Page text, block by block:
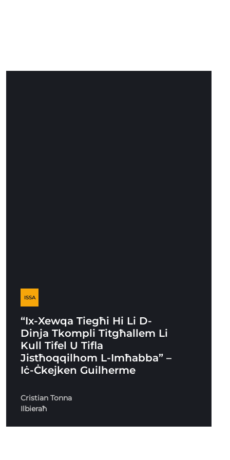
ISSA
“Ix-Xewqa Tiegħi Hi Li D-
Dinja Tkompli Titgħallem Li
Kull Tifel U Tifla
Jistħoqqilhom L-Imħabba” –
Iċ-Ċkejken Guilherme
Cristian Tonna
Ilbieraħ